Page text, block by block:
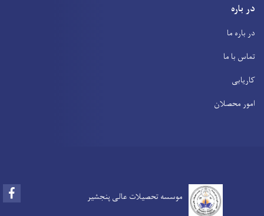
در باره
در باره ما
تماس با ما
کاریابی
امور محصلان
موسسه تحصیلات عالی پنجشیر